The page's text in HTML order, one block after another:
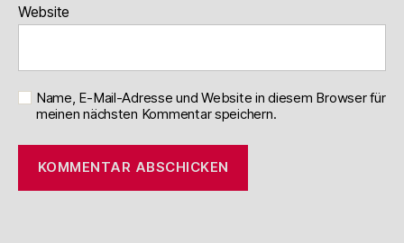
Website
Name, E-Mail-Adresse und Website in diesem Browser für
meinen nächsten Kommentar speichern.